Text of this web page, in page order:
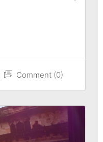
Comment (0)